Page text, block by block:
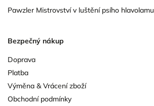
Pawzler Mistrovství v luštění psího hlavolamu
Bezpečný nákup
Doprava
Platba
Výměna & Vrácení zboží
Obchodní podmínky